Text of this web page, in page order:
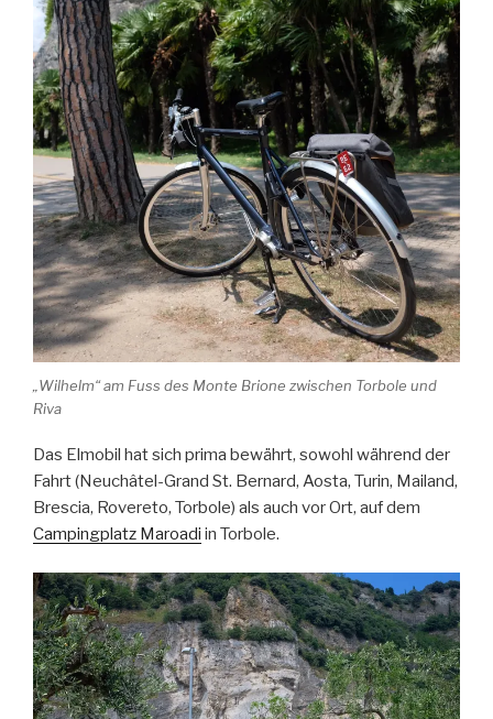
„Wilhelm“ am Fuss des Monte Brione zwischen Torbole und
Riva
Das Elmobil hat sich prima bewährt, sowohl während der
Fahrt (Neuchâtel-Grand St. Bernard, Aosta, Turin, Mailand,
Brescia, Rovereto, Torbole) als auch vor Ort, auf dem
Campingplatz Maroadi in Torbole.